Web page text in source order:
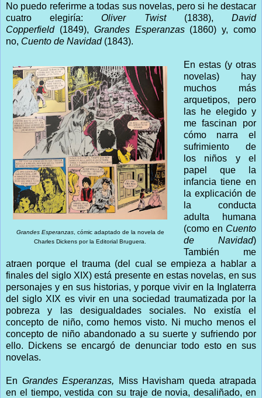
No puedo referirme a todas sus novelas, pero si he destacar
cuatro elegiría:Oliver Twist (1838),David
Copperfield (1849), Grandes Esperanzas(1860) y, como
no, Cuento de Navidad(1843).
Grandes Esperanzas, cómic adaptado de la novela de
Charles Dickens por la Editorial Bruguera.
En estas (y otras
novelas) hay
muchos más
arquetipos, pero
las he elegido y
me fascinan por
cómo narra el
sufrimiento de
los niños y el
papel que la
infancia tiene en
la explicación de
la conducta
adulta humana
(como en Cuento
de Navidad)
También me
atraen porque el trauma (del cual se empieza a hablar a
finales del siglo XIX) está presente en estas novelas, en sus
personajes y en sus historias, y porque vivir en la Inglaterra
del siglo XIX es vivir en una sociedad traumatizada por la
pobreza y las desigualdades sociales. No existía el
concepto de niño, como hemos visto. Ni mucho menos el
concepto de niño abandonado a su suerte y sufriendo por
ello. Dickens se encargó de denunciar todo esto en sus
novelas.
En Grandes Esperanzas, Miss Havisham queda atrapada
en el tiempo, vestida con su traje de novia, desaliñado, en